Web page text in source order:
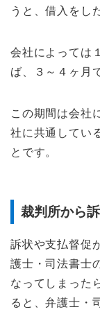
うと、借入をし
会社によっては
ば、３～４ヶ月
この期間は会社
社に共通してい
とです。
裁判所から
訴状や支払督促
護士・司法書士
なってしまった
ると、弁護士・